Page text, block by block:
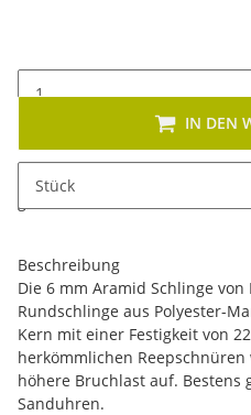
Stück
IN DEN
Dieses Produkt hat
Beschreibung
Die 6 mm Aramid Schlinge
Rundschlinge aus Polyester-
Kern mit einer Festigkeit von
herkömmlichen
höhere Bruchlast auf. Bestens
Sanduhren.